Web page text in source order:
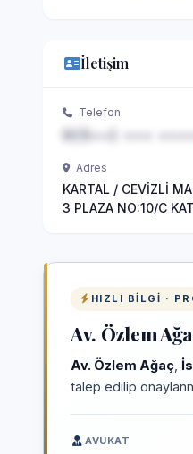
İletişim
Telefon
Adres
KARTAL / CEVİZLİ
3 PLAZA NO:10/C
HIZLI BILGI ·
Av. Özlem
Av. Özlem Ağaç
talep edilip
AVUKAT